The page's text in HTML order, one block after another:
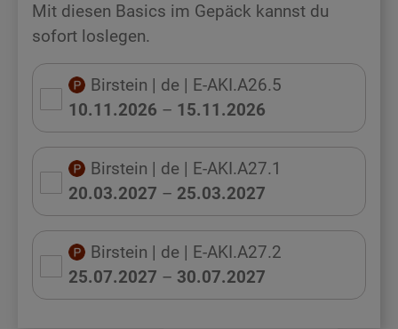
Mit diesen Basics im Gepäck kannst du
sofort loslegen.
Birstein | de | E-AKI.A26.5
10.11.2026 – 15.11.2026
Birstein | de | E-AKI.A27.1
20.03.2027 – 25.03.2027
Birstein | de | E-AKI.A27.2
25.07.2027 – 30.07.2027